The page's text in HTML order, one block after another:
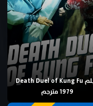
فيلم Death Duel of Kung Fu
1979 مترجم